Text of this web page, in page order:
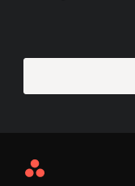
Asana